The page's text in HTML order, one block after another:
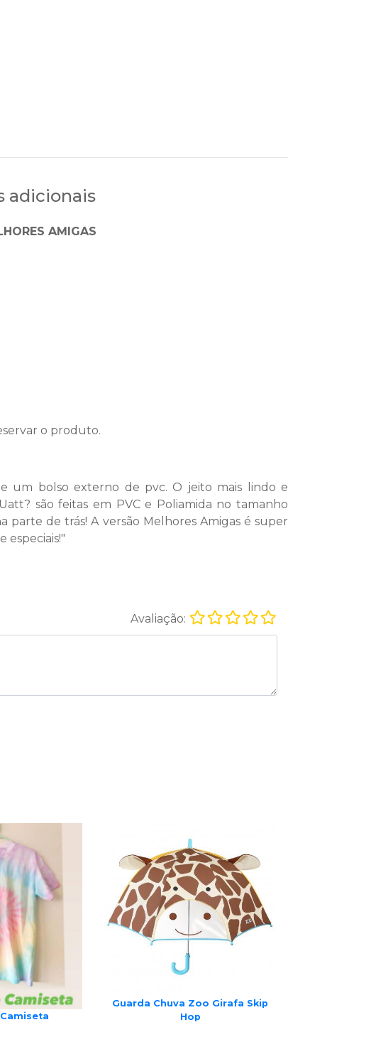
adicionais
AMIGAS
o produto.
um bolso externo de pvc. O jeito mais lindo e
são feitas em PVC e Poliamida no tamanho
parte de trás! A versão Melhores Amigas é super
especiais!"
Avaliação:
Guarda Chuva Zoo Girafa Skip
Hop